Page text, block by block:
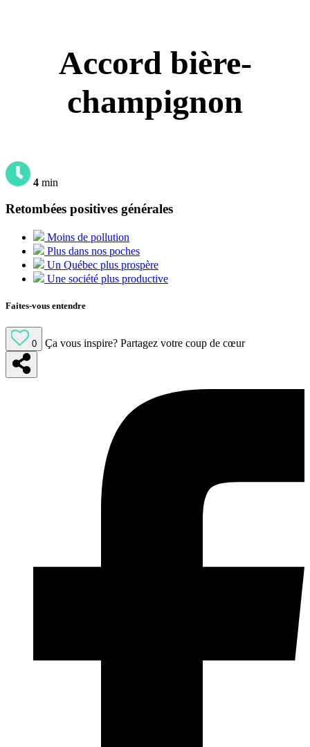
Accord bière-
champignon
4 min
Retombées positives générales
Moins de pollution
Plus dans nos poches
Un Québec plus prospère
Une société plus productive
Faites-vous entendre
0 Ça vous inspire? Partagez votre coup de cœur